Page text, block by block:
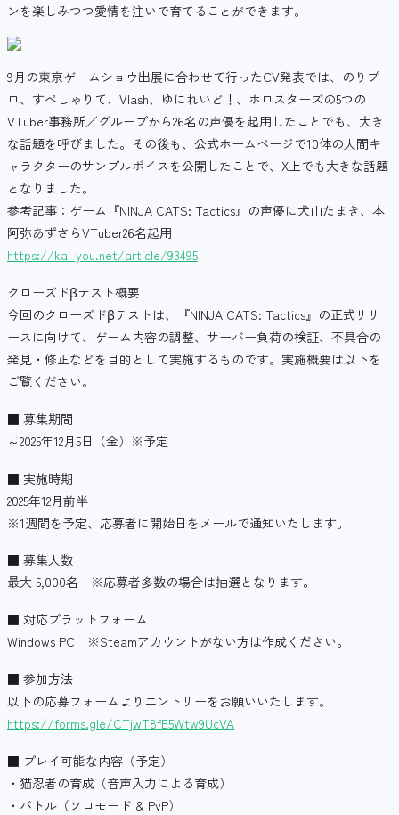
ンを楽しみつつ愛情を注いで育てることができます。
9月の東京ゲームショウ出展に合わせて行ったCV発表では、のりプ
ロ、すぺしゃりて、Vlash、ゆにれいど！、ホロスターズの5つの
VTuber事務所／グループから26名の声優を起用したことでも、大き
な話題を呼びました。その後も、公式ホームページで10体の人間キ
ャラクターのサンプルボイスを公開したことで、X上でも大きな話題
となりました。
参考記事：ゲーム『NINJA CATS: Tactics』の声優に犬山たまき、本
阿弥あずさらVTuber26名起用
https://kai-you.net/article/93495
クローズドβテスト概要
今回のクローズドβテストは、『NINJA CATS: Tactics』の正式リリ
ースに向けて、ゲーム内容の調整、サーバー負荷の検証、不具合の
発見・修正などを目的として実施するものです。実施概要は以下を
ご覧ください。
■ 募集期間
～2025年12月5日（金）※予定
■ 実施時期
2025年12月前半
※1週間を予定、応募者に開始日をメールで通知いたします。
■ 募集人数
最大 5,000名 ※応募者多数の場合は抽選となります。
■ 対応プラットフォーム
Windows PC ※Steamアカウントがない方は作成ください。
■ 参加方法
以下の応募フォームよりエントリーをお願いいたします。
https://forms.gle/CTjwT8fE5Wtw9UcVA
■ プレイ可能な内容（予定）
・猫忍者の育成（音声入力による育成）
・バトル（ソロモード & PvP）